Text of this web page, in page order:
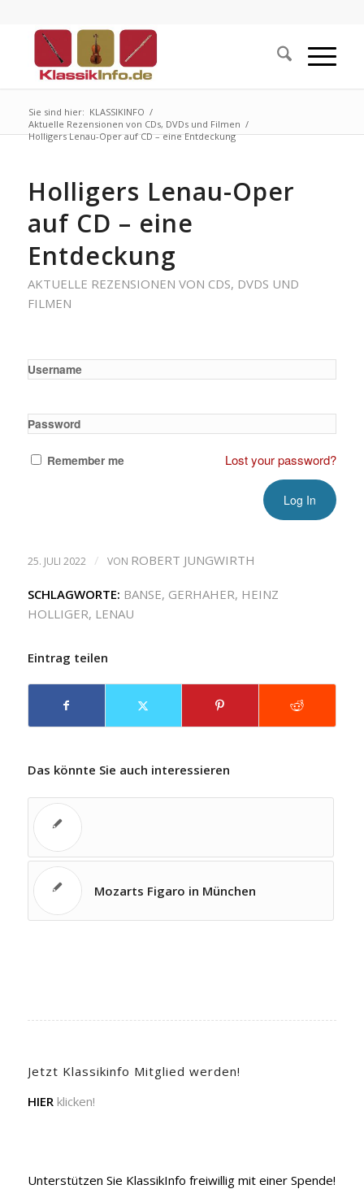
Sie sind hier: KLASSIKINFO /
Aktuelle Rezensionen von CDs, DVDs und Filmen /
Holligers Lenau-Oper auf CD – eine Entdeckung
Holligers Lenau-Oper
auf CD – eine
Entdeckung
AKTUELLE REZENSIONEN VON CDS, DVDS UND
FILMEN
Username
Password
Remember me Lost your password?
25. JULI 2022 / VON ROBERT JUNGWIRTH
SCHLAGWORTE: BANSE, GERHAHER, HEINZ
HOLLIGER, LENAU
Eintrag teilen
Das könnte Sie auch interessieren
Mozarts Figaro in München
Jetzt Klassikinfo Mitglied werden!
HIER klicken!
Unterstützen Sie KlassikInfo freiwillig mit einer Spende!